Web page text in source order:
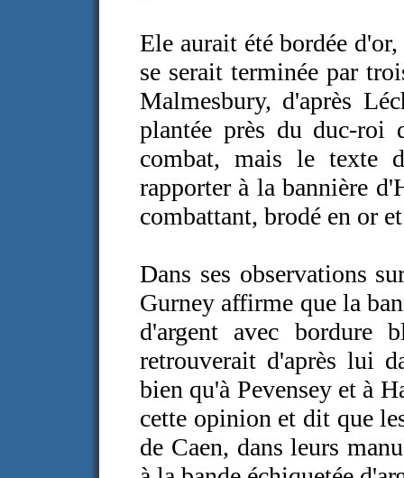
Ele aurait été bordée
se serait terminée par
Malmesbury, d'après
plantée près du duc-roi
combat, mais le texte
rapporter à la bannière
combattant, brodé en or
Dans ses observations
Gurney affirme que la
d'argent avec bordure
retrouverait d'après lui
bien qu'à Pevensey et à
cette opinion et dit que
de Caen, dans leurs